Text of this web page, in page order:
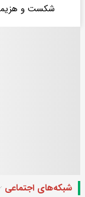
شکست و
شبکه‌های اجتماعی